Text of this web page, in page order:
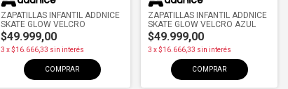
ZAPATILLAS INFANTIL ADDNICE
SKATE GLOW VELCRO
$49.999,00
3 x$16.666,33 sin interés
COMPRAR
ZAPATILLAS INFANTIL ADDNICE
SKATE GLOW VELCRO AZUL
$49.999,00
3 x$16.666,33 sin interés
COMPRAR